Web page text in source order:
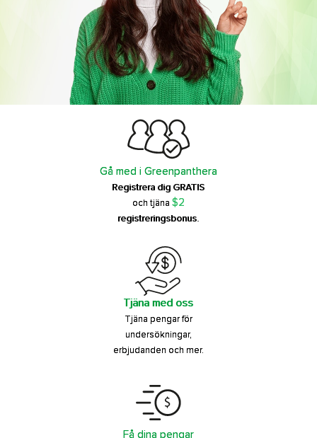
Gå med i Greenpanthera
Registrera dig GRATIS
och tjäna $2
registreringsbonus.
Tjäna med oss
Tjäna pengar för
undersökningar,
erbjudanden och mer.
Få dina pengar